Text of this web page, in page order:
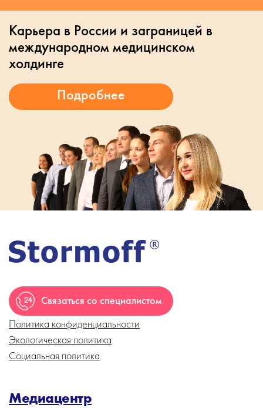
Карьера в России и заграницей в
международном медицинском
холдинге
Связаться со специалистом
Политика конфиденциальности
Экологическая политика
Социальная политика
Медиацентр